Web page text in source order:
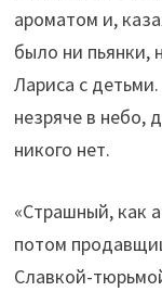
ароматом и,
было ни пьянки,
Лариса с
незряче в небо,
никого нет.
«Страшный, как
потом
Славкой-